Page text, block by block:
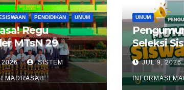
PENDIDIKAN UMUM
Regu
MTsN 29
Lolos ke LT III
Timur, Borong
Prestasi di LT II
2026 SISTEM
MADRASAH
UMUM
Seleksi
Kelas 8
Timur
2026 /
JUL 9, 2026
INFORMASI